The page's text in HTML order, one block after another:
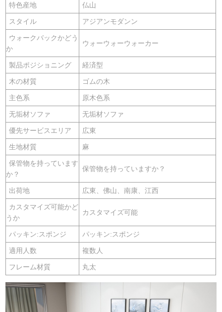
特色産地 仏山
スタイル アジアンモダンン
ウォークバックかどう
か
ウォーウォーウォーカー
製品ポジショニング 経済型
木の材質 ゴムの木
主色系 原木色系
无垢材ソファ 无垢材ソファ
優先サービスエリア 広東
生地材質 麻
保管物を持っています
か？
保管物を持っていますか？
出荷地 広東、佛山、南康、江西
カスタマイズ可能かど
うか
カスタマイズ可能
パッキン:スポンジ パッキン:スポンジ
適用人数 複数人
フレーム材質 丸太